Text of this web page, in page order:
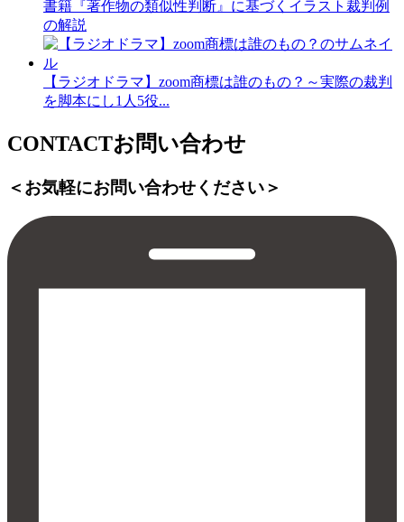
書籍『著作物の類似性判断』に基づくイラスト裁判例
の解説
【ラジオドラマ】zoom商標は誰のもの？～実際の裁判
を脚本にし1人5役...
CONTACTお問い合わせ
＜お気軽にお問い合わせください＞